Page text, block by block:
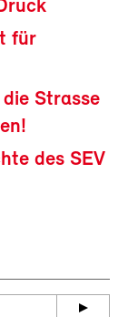
für
Strasse
des SEV